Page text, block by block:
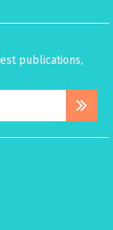
publications,